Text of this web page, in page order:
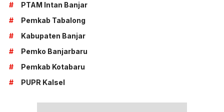
#
PTAM Intan Banjar
#
Pemkab Tabalong
#
Kabupaten Banjar
#
Pemko Banjarbaru
#
Pemkab Kotabaru
#
PUPR Kalsel